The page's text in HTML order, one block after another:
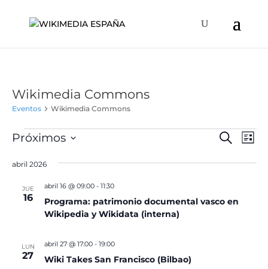
Wikimedia Commons
Eventos Wikimedia Commons
Eventos
vistas
Buscar
de
Lista
Próximos
la
abril 2026
JUE
16
Programa: patrimonio documental vasco en
Wikipedia y Wikidata (interna)
abril 16 @ 09:00- 11:30
LUN
27 Wiki Takes San Francisco (Bilbao)
abril 27 @ 17:00- 19:00